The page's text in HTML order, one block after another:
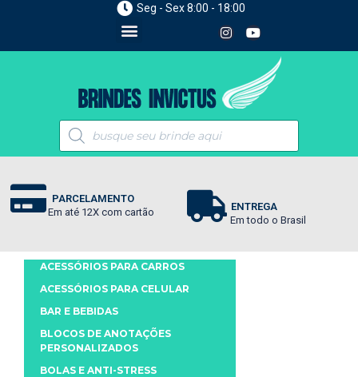
Seg - Sex 8:00 - 18:00
PARCELAMENTO
Em até 12X com cartão
ENTREGA
Em todo o Brasil
ACESSÓRIOS PARA CARROS
ACESSÓRIOS PARA CELULAR
BAR E BEBIDAS
BLOCOS DE ANOTAÇÕES
PERSONALIZADOS
BOLAS E ANTI-STRESS